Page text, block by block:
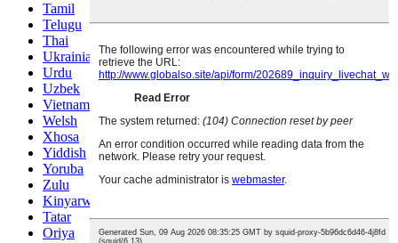
Tamil
Telugu
Thai
Ukrainian
Urdu
Uzbek
Vietnamese
Welsh
Xhosa
Yiddish
Yoruba
Zulu
Kinyarwanda
Tatar
Oriya